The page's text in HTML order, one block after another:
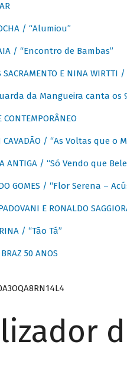
/ “Alumiou”
/ “Encontro de Bambas”
SACRAMENTO E NINA
da Mangueira canta os
CONTEMPORÂNEO
CAVADÃO / “As Voltas que o
ANTIGA / “Só Vendo que
GOMES / “Flor Serena –
E RONALDO
/ “Tão Tá”
50 ANOS